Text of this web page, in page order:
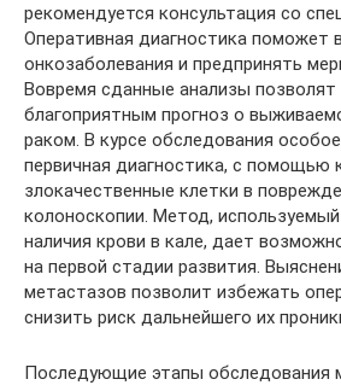
рекомендуется консультация со
Оперативная диагностика поможет
онкозаболевания и предпринять
Вовремя сданные анализы позволят
благоприятным прогноз о
раком. В курсе обследования
первичная диагностика, с помощью
злокачественные клетки в
колоноскопии. Метод,
наличия крови в кале, дает
на первой стадии развития.
метастазов позволит избежать
снизить риск дальнейшего их
Последующие этапы обследования